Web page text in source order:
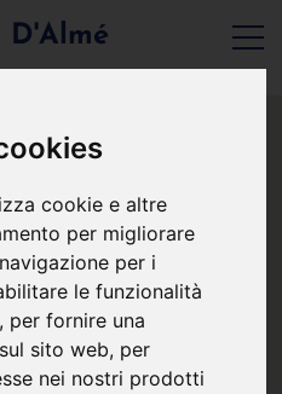
cookie e altre
per migliorare
per i
le funzionalità
, per fornire una
sito web, per
nei nostri prodotti
D'Almé